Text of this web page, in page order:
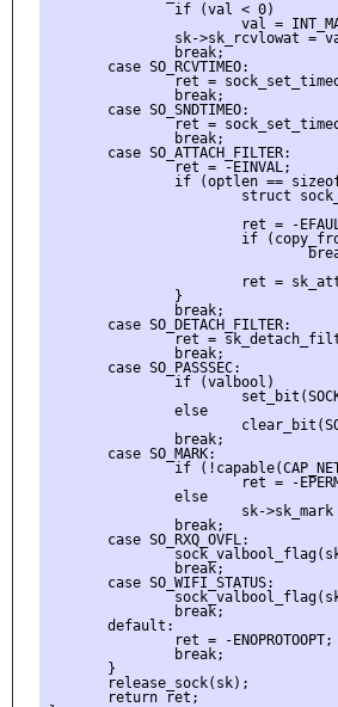
               if (val < 0)
val =
sk->sk_rcvlowat =
               break;
       case SO_RCVTIMEO:
ret =
               break;
       case SO_SNDTIMEO:
ret =
               break;
       case SO_ATTACH_FILTER:
               ret = -EINVAL;
if (optlen ==
struct
ret = -
if
ret =
               }
               break;
       case SO_DETACH_FILTER:
ret =
               break;
       case SO_PASSSEC:
               if (valbool)
               else
               break;
       case SO_MARK:
if
ret = -
               else
sk->sk_mark
               break;
       case SO_RXQ_OVFL:
               break;
       case SO_WIFI_STATUS:
               break;
       default:
               ret = -ENOPROTOOPT;
               break;
       }
       release_sock(sk);
       return ret;